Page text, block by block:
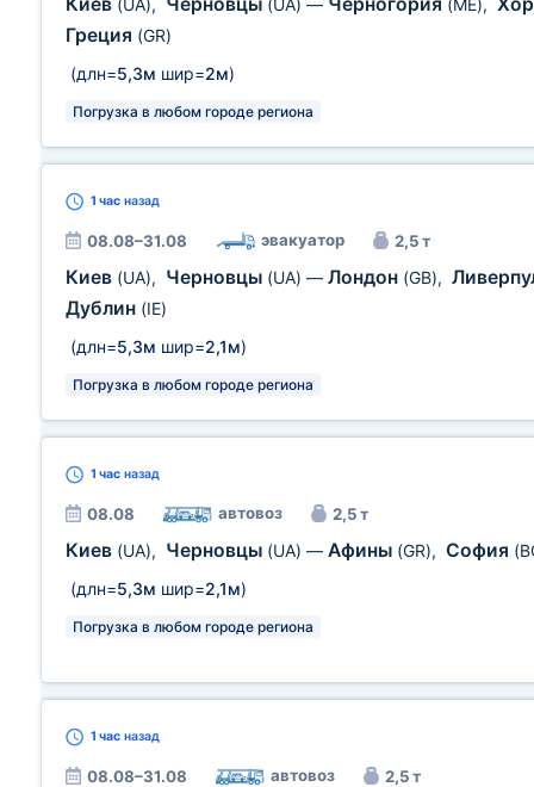
(UA), (UA) — (ME),
Греция (GR)
(длн=5,3м шир=2м)
Погрузка в любом городе региона
1 час назад
08.08–31.08 эвакуатор 2,5 т
Киев (UA), Черновцы (UA) — Лондон (GB),
Дублин (IE)
(длн=5,3м шир=2,1м)
Погрузка в любом городе региона
1 час назад
08.08 автовоз 2,5 т
Киев (UA), Черновцы (UA) — Афины (GR), София
(длн=5,3м шир=2,1м)
Погрузка в любом городе региона
1 час назад
08.08–31.08 автовоз 2,5 т